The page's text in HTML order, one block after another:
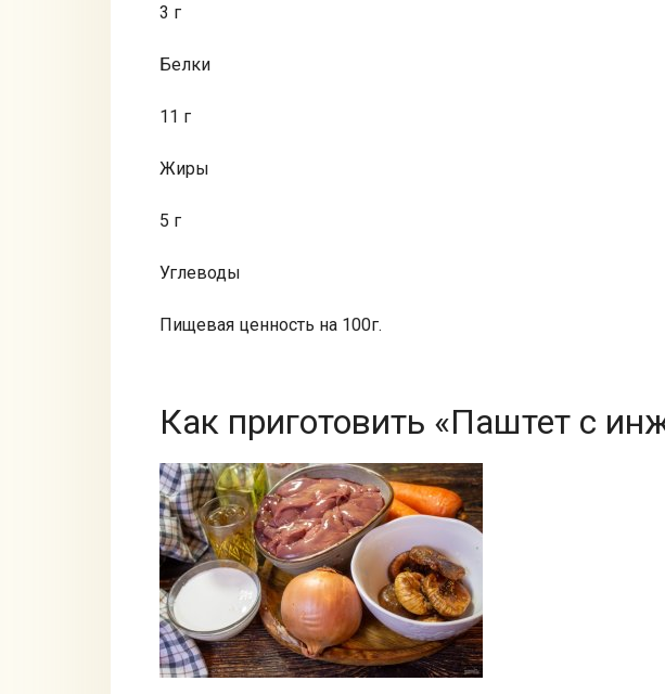
3 г
Белки
11 г
Жиры
5 г
Углеводы
Пищевая ценность на 100г.
Как приготовить «Паштет с